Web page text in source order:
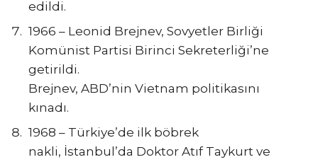
edildi.
1966 – Leonid Brejnev, Sovyetler Birliği
Komünist Partisi Birinci Sekreterliği’ne
getirildi.
Brejnev, ABD’nin Vietnam politikasını
kınadı.
1968 – Türkiye’de ilk böbrek
nakli, İstanbul’da Doktor Atıf Taykurt ve